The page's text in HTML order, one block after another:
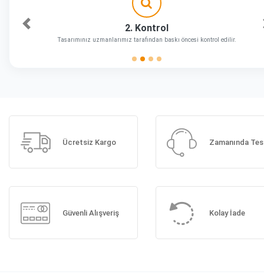
2. Kontrol
Tasarımınız uzmanlarımız tarafından baskı öncesi kontrol edilir.
Önceki
Ücretsiz Kargo Zamanında
Güvenli Alışveriş Kolay İade